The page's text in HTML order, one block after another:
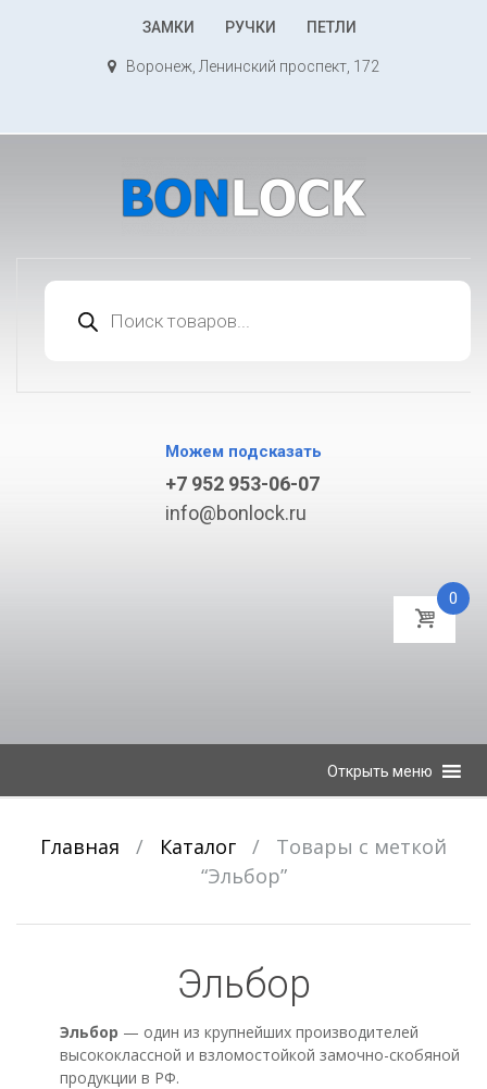
К
ЗАМКИ РУЧКИ ПЕТЛИ
Воронеж, Ленинский проспект, 172
товаров
Можем подсказать
+7 952 953-06-07
info@bonlock.ru
0
Открыть меню
Главная / Каталог /
Товары с меткой
“Эльбор”
Эльбор
Эльбор — один из крупнейших производителей
высококлассной и взломостойкой замочно-скобяной
продукции в РФ.